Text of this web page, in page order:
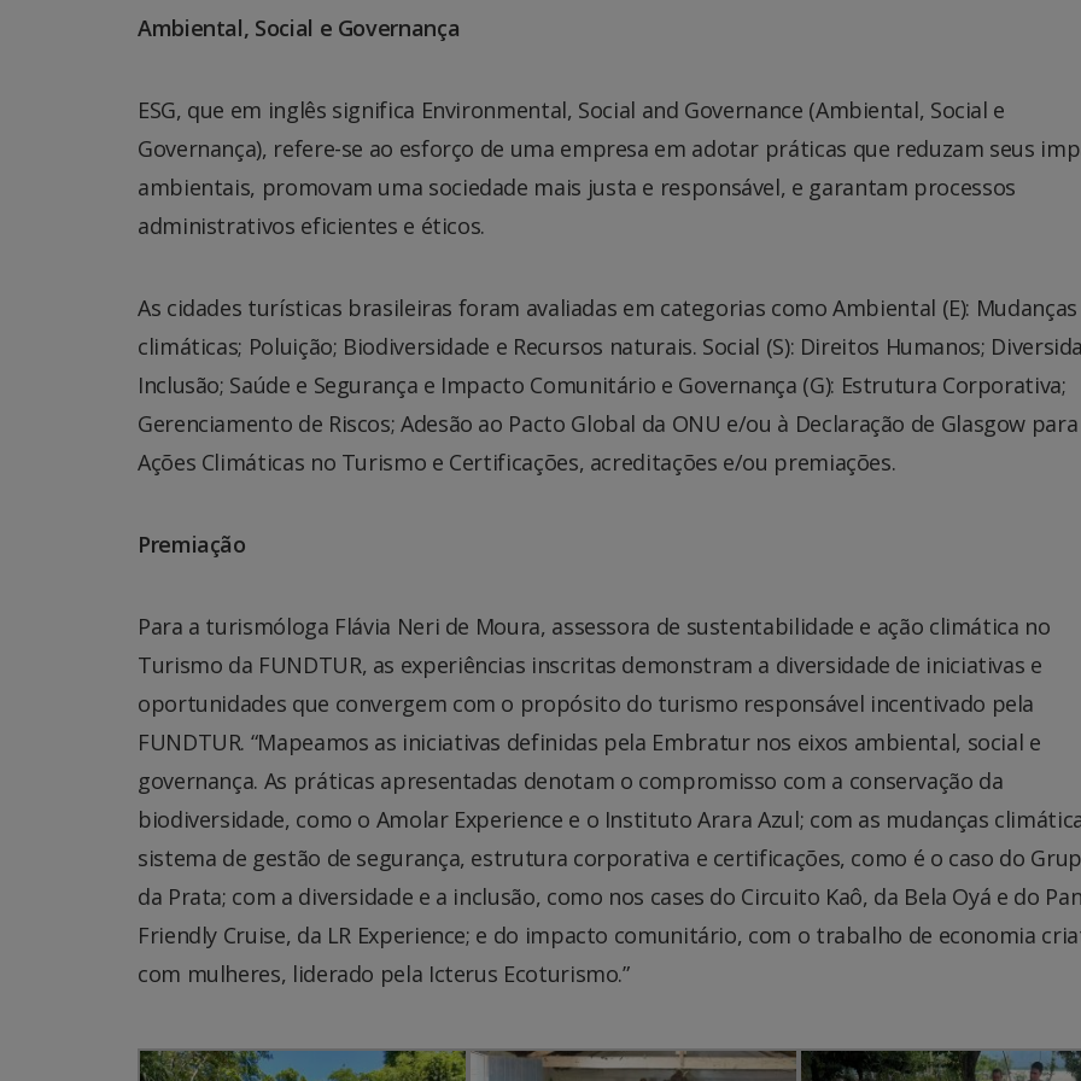
Ambiental, Social e Governança
ESG, que em inglês significa Environmental, Social and Governance (Ambiental, Social e
Governança), refere-se ao esforço de uma empresa em adotar práticas que reduzam seus
ambientais, promovam uma sociedade mais justa e responsável, e garantam processos
administrativos eficientes e éticos.
As cidades turísticas brasileiras foram avaliadas em categorias como Ambiental (E): Mudanças
climáticas; Poluição; Biodiversidade e Recursos naturais. Social (S): Direitos Humanos;
Inclusão; Saúde e Segurança e Impacto Comunitário e Governança (G): Estrutura Corporativa;
Gerenciamento de Riscos; Adesão ao Pacto Global da ONU e/ou à Declaração de Glasgow para
Ações Climáticas no Turismo e Certificações, acreditações e/ou premiações.
Premiação
Para a turismóloga Flávia Neri de Moura, assessora de sustentabilidade e ação climática no
Turismo da FUNDTUR, as experiências inscritas demonstram a diversidade de iniciativas e
oportunidades que convergem com o propósito do turismo responsável incentivado pela
FUNDTUR. “Mapeamos as iniciativas definidas pela Embratur nos eixos ambiental, social e
governança. As práticas apresentadas denotam o compromisso com a conservação da
biodiversidade, como o Amolar Experience e o Instituto Arara Azul; com as mudanças
sistema de gestão de segurança, estrutura corporativa e certificações, como é o caso do
da Prata; com a diversidade e a inclusão, como nos cases do Circuito Kaô, da Bela Oyá e do
Friendly Cruise, da LR Experience; e do impacto comunitário, com o trabalho de economia
com mulheres, liderado pela Icterus Ecoturismo.”